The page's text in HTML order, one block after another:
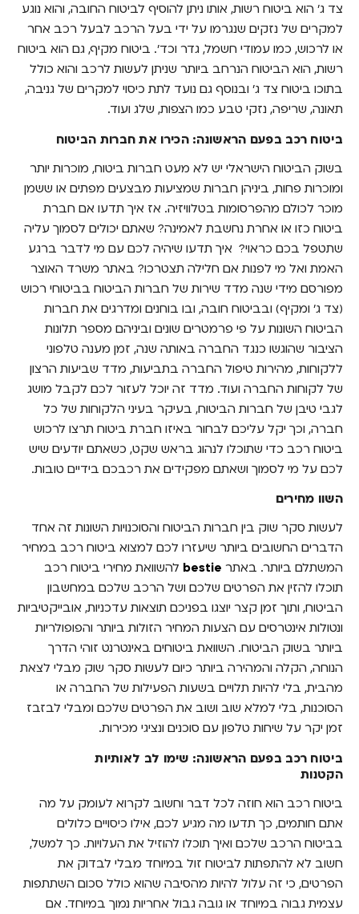
צד ג' הוא ביטוח רשות, אותו ניתן להוסיף לביטוח החובה, והוא נוגע
למקרים של נזקים שנגרמו על ידי בעל הרכב לבעל רכב אחר
או לרכוש, כמו עמודי חשמל, גדר וכד'. ביטוח מקיף, גם הוא ביטוח
רשות, הוא הביטוח הנרחב ביותר שניתן לעשות לרכב והוא כולל
בתוכו ביטוח צד ג' ובנוסף גם נועד לתת כיסוי למקרים של גניבה,
תאונה, שריפה, נזקי טבע כמו הצפות, שלג ועוד.
ביטוח רכב בפעם הראשונה: הכירו את חברות הביטוח
בשוק הביטוח הישראלי יש לא מעט חברות ביטוח, מוכרות יותר
ומוכרות פחות, ביניהן חברות שמציעות מבצעים מפתים או ששמן
מוכר לכולם מהפרסומות בטלוויזיה. אז איך תדעו אם חברת
ביטוח כזו או אחרת נחשבת לאמינה? שאתם יכולים לסמוך עליה
שתטפל בכם כראוי? איך תדעו שיהיה לכם עם מי לדבר ברגע
האמת ואל מי לפנות אם חלילה תצטרכו? באתר משרד האוצר
מפורסם מידי שנה מדד שירות של חברות הביטוח בביטוחי רכוש
(צד ג' ומקיף) ובביטוח חובה, ובו בוחנים ומדרגים את חברות
הביטוח השונות על פי פרמטרים שונים וביניהם מספר תלונות
הציבור שהוגשו כנגד החברה באותה שנה, זמן מענה טלפוני
ללקוחות, מהירות טיפול החברה בתביעות, מדד שביעות הרצון
של לקוחות החברה ועוד. מדד זה יוכל לעזור לכם לקבל מושג
לגבי טיבן של חברות הביטוח, בעיקר בעיני הלקוחות של כל
חברה, וכך יקל עליכם לבחור באיזו חברת ביטוח תרצו לרכוש
ביטוח רכב כדי שתוכלו לנהוג בראש שקט, כשאתם יודעים שיש
לכם על מי לסמוך ושאתם מפקידים את רכבכם בידיים טובות.
השוו מחירים
לעשות סקר שוק בין חברות הביטוח והסוכנויות השונות זה אחד
הדברים החשובים ביותר שיעזרו לכם למצוא ביטוח רכב במחיר
המשתלם ביותר. באתר bestie להשוואת מחירי ביטוח רכב
תוכלו להזין את הפרטים שלכם ושל הרכב שלכם במחשבון
הביטוח, ותוך זמן קצר יוצגו בפניכם תוצאות עדכניות, אובייקטיביות
ונטולות אינטרסים עם הצעות המחיר הזולות ביותר והפופולריות
ביותר בשוק הביטוח. השוואת ביטוחים באינטרנט זוהי הדרך
הנוחה, הקלה והמהירה ביותר כיום לעשות סקר שוק מבלי לצאת
מהבית, בלי להיות תלויים בשעות הפעילות של החברה או
הסוכנות, בלי למלא שוב ושוב את הפרטים שלכם ומבלי לבזבז
זמן יקר על שיחות טלפון עם סוכנים ונציגי מכירות.
ביטוח רכב בפעם הראשונה: שימו לב לאותיות
הקטנות
ביטוח רכב הוא חוזה לכל דבר וחשוב לקרוא לעומק על מה
אתם חותמים, כך תדעו מה מגיע לכם, אילו כיסויים כלולים
בביטוח הרכב שלכם ואיך תוכלו להוזיל את העלויות. כך למשל,
חשוב לא להתפתות לביטוח זול במיוחד מבלי לבדוק את
הפרטים, כי זה עלול להיות מהסיבה שהוא כולל סכום השתתפות
עצמית גבוה במיוחד או גובה גבול אחריות נמוך במיוחד. אם